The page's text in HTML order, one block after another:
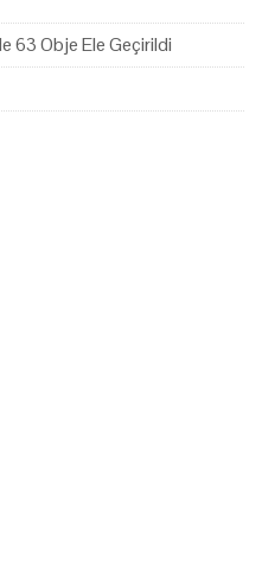
63 Obje Ele Geçirildi